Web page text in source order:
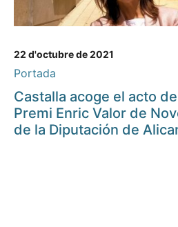
22 d'octubre de 2021
Portada
Castalla acoge el acto
Premi Enric Valor de
de la Diputación de